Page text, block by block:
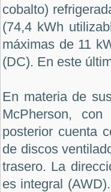
cobalto)
(74,4 kWh
máximas de 11
(DC). En este
En materia de
McPherson,
posterior cuenta
de discos
trasero. La
es integral